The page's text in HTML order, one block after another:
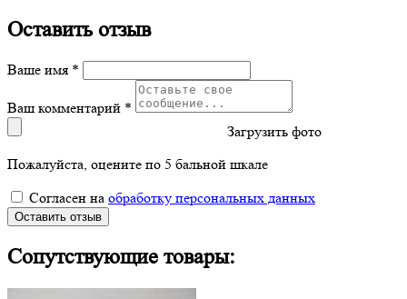
Оставить отзыв
Ваше имя *
Ваш комментарий *
Загрузить фото
Пожалуйста, оцените по 5 бальной шкале
Согласен на обработку персональных данных
Оставить отзыв
Сопутствующие товары: